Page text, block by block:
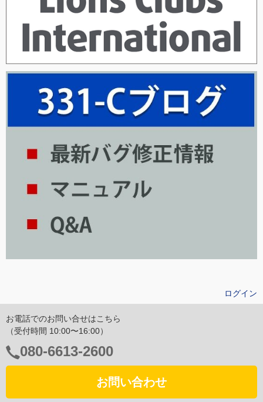
ログイン
お電話でのお問い合せはこちら
（受付時間 10:00〜16:00）
電
話
号：
080-6613-2600
お問い合わせ